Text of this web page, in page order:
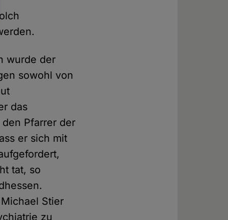
wurde der
sowohl von
das
Pfarrer der
er sich mit
tat, so
Stier
zu